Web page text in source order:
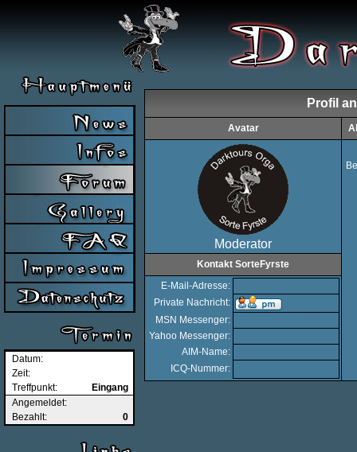
Datum:
Zeit:
Treffpunkt:
Eingang
Angemeldet:
Bezahlt:
0
Profil
Avatar
Moderator
Kontakt SorteFyrste
E-Mail-Adresse:
Private Nachricht:
MSN Messenger:
Yahoo Messenger:
AIM-Name:
ICQ-Nummer: